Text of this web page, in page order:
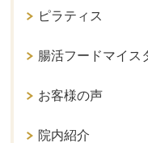
ピラティス
腸活フードマイス
お客様の声
院内紹介